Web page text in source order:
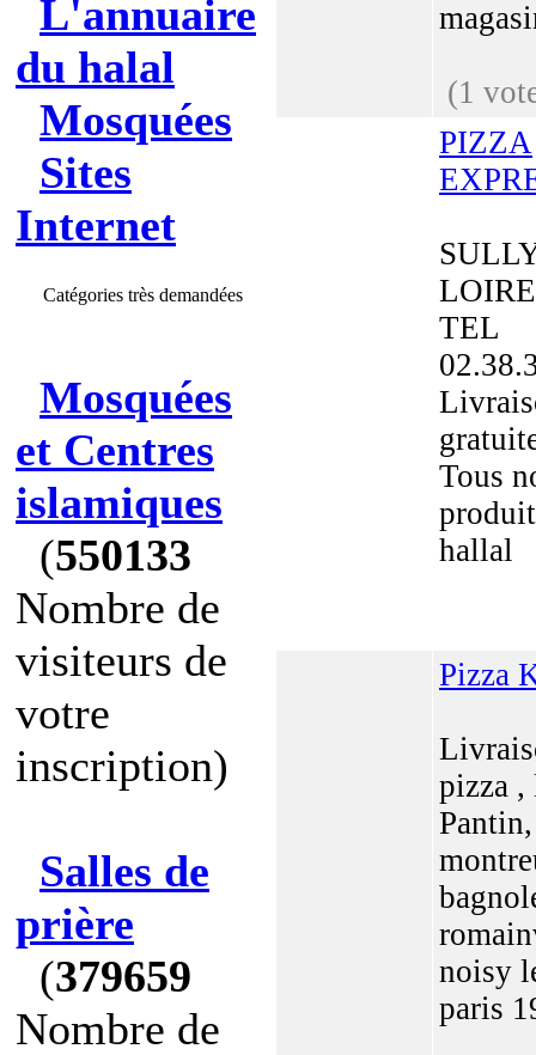
L'annuaire
du halal
Mosquées
Sites
Internet
Catégories très demandées
Mosquées
et Centres
islamiques
(550133
Nombre de
visiteurs de
votre
inscription)
Salles de
prière
(379659
Nombre de
(1
PIZZA
LOIRE
TEL
Tous
hallal
Pizza
pizza ,
Pantin,
noisy
paris